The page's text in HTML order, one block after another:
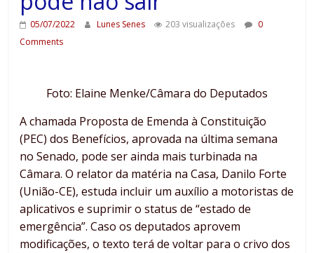
05/07/2022 Lunes Senes 203 visualizações
0
Comments
Foto: Elaine Menke/Câmara do Deputados
A chamada Proposta de Emenda à Constituição
(PEC) dos Benefícios, aprovada na última semana
no Senado, pode ser ainda mais turbinada na
Câmara. O relator da matéria na Casa, Danilo Forte
(União-CE), estuda incluir um auxílio a motoristas de
aplicativos e suprimir o status de “estado de
emergência”. Caso os deputados aprovem
modificações, o texto terá de voltar para o crivo dos